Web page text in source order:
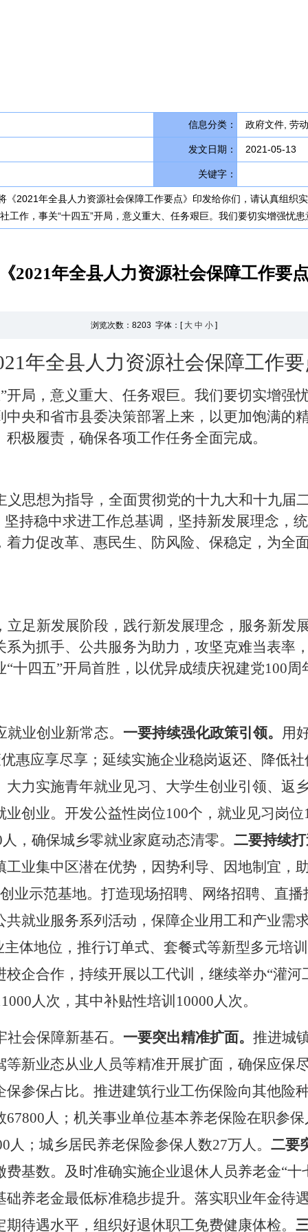
信息分类： 政府文件, 劳
发文日期： 2021-05-13
关键字：
《2021年全县人力资源社会保障工作要点》印发给你们，请认真组织
工作，事关“十四五”开局，意义重大、任务艰巨。我们要切实增强忧
2021年全县人力资源社会保障工作要
浏览次数： 8203 字体：[ 大 中 小 ]
年全县 人力资源社会保障工作
开局，意义重大、任务艰巨。我们要切实增强
央和省市县委决策部署上来，以更加饱满的
极履责，确保各项工作任务全面完成。
思想为指导，全面贯彻党的十九大和十九届
持稳中求进工作总基调，坚持新发展理念，
力促改革、惠民生、防风险、保稳定，为全
足新发展阶段，践行新发展理念，服务新发
为抓手、公共服务为助力，攻坚克难当表率
“十四五”开局首胜，以优异成绩庆祝建党100
业创业新常态。 一要持续强化政策引领。 用
惠应享尽享；延续实施企业稳岗返还、降低
力实施青年就业见习、大学生创业引领、返
创业。开发公益性岗位100个，就业见习岗
，确保城乡零就业家庭动态清零。 二要持续
业集中区潜在优势，因势利导、因地制宜，
业示范基地。打造现场招聘、网络招聘、直
就业服务系列活动，保障企业用工和产业需
体地位，推行订单式、套餐式等新型多元培
企合作，持续开展以工代训，继续举办“灌
人次，其中补贴性培训10000人次。
会保障新基石。 一要突出精准扩面。 推进城
等新业态从业人员等精准开展扩面，确保应保
参保占比。 推进建筑行业工伤保险向其他险
67800人；机关事业单位基本养老保险在职参
人；城乡居民养老保险参保人数27万人 。 二要
基数。及时准确实施企业退休人员养老金“十
养老金最低标准稳步提升。落实职业年金待
待遇水平，组织好退休职工免费健康体检。